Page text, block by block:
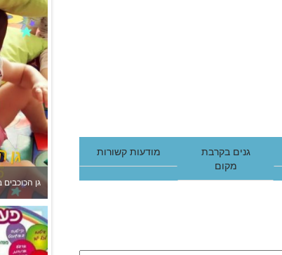
גנים בקרבת
מקום
מודעות קשורות
פעוטון
משפחתון